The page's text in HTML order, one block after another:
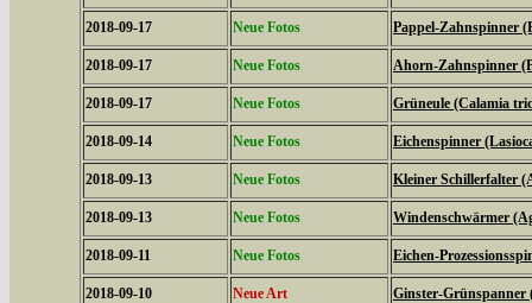
2018-09-17 Neue Fotos Pappel-Zahnspinner
2018-09-17 Neue Fotos Ahorn-Zahnspinner
2018-09-17 Neue Fotos Grüneule (Calamia
2018-09-14 Neue Fotos Eichenspinner
2018-09-13 Neue Fotos Kleiner Schillerfalter
2018-09-13 Neue Fotos Windenschwärmer
2018-09-11 Neue Fotos Eichen-
2018-09-10 Neue Art Ginster-Grünspanner